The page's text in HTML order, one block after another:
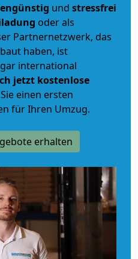
und stressfrei
oder als
Partnernetzwerk, das
haben, ist
international
jetzt kostenlose
einen ersten
für Ihren Umzug.
erhalten